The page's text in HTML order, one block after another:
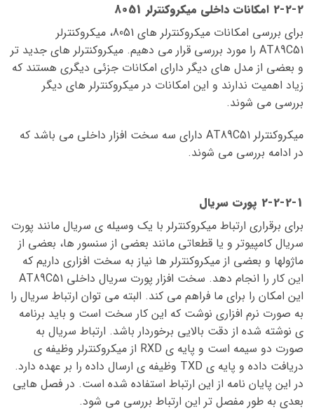
2-2-2 امکانات داخلی میکروکنترلر 8051
برای بررسی امکانات میکروکنترلر های 8051، میکروکنترلر
AT89C51 را مورد بررسی قرار می دهیم. میکروکنترلر های جدید تر
و بعضی از مدل های دیگر دارای امکانات جزئی دیگری هستند که
زیاد اهمیت ندارند و این امکانات در میکروکنترلر های دیگر
بررسی می شوند.
میکروکنترلر AT89C51 دارای سه سخت افزار داخلی می باشد که
در ادامه بررسی می شوند.
2-2-2-1 پورت سریال
برای برقراری ارتباط میکروکنترلر با یک وسیله ی سریال مانند پورت
سریال کامپیوتر و یا قطعاتی مانند بعضی از سنسور ها، بعضی از
ماژولها و بعضی از میکروکنترلر ها نیاز به سخت افزاری داریم که
این کار را انجام دهد. سخت افزار پورت سریال داخلی AT89C51
این امکان را برای ما فراهم می کند. البته می توان ارتباط سریال را
به صورت نرم افزاری نوشت که این کار سخت است و باید برنامه
ی نوشته شده از دقت بالایی برخوردار باشد. ارتباط سریال به
صورت دو سیمه است و پایه ی RXD از میکروکنترلر وظیفه ی
دریافت داده و پایه ی TXD وظیفه ی ارسال داده را بر عهده دارد.
در این پایان نامه از این ارتباط استفاده شده است. در فصل هایی
بعدی به طور مفصل تر این ارتباط بررسی می شود.